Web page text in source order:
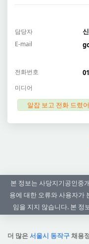
담당자
E-mail
전화번호
미디어
알잡 보고 전화 드렸
본 정보는 사당지기공인중
용에 대한 오류와 사용자가
임을 지지 않습니다. 본 정
더 많은서울시 동작구채용